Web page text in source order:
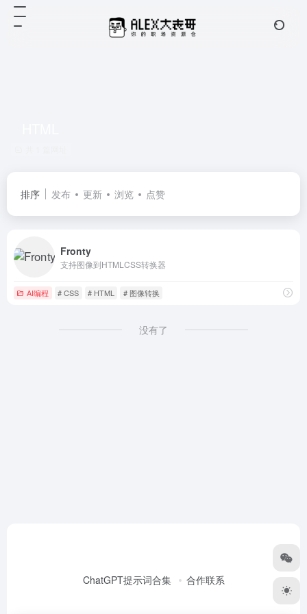
排序 发布 更新 浏览 点赞
Fronty
支持图像到HTMLCSS转换器
AI编程 # CSS # HTML # 图像转换
没有了
ChatGPT提示词合集 合作联系